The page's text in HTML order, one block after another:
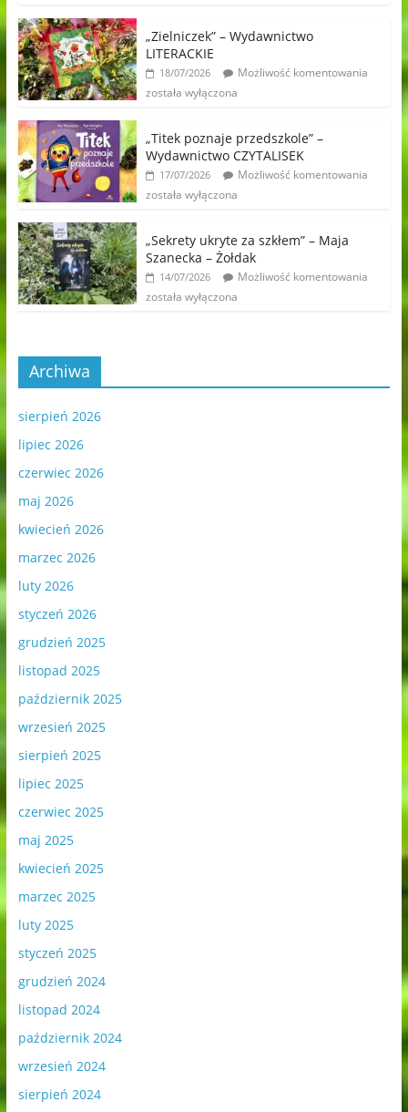
„Zielniczek” – Wydawnictwo
LITERACKIE
18/07/2026
Możliwość komentowania
została wyłączona
„Titek poznaje przedszkole” –
Wydawnictwo CZYTALISEK
17/07/2026
Możliwość komentowania
została wyłączona
„Sekrety ukryte za szkłem” – Maja
Szanecka – Żołdak
14/07/2026
Możliwość komentowania
została wyłączona
Archiwa
sierpień 2026
lipiec 2026
czerwiec 2026
maj 2026
kwiecień 2026
marzec 2026
luty 2026
styczeń 2026
grudzień 2025
listopad 2025
październik 2025
wrzesień 2025
sierpień 2025
lipiec 2025
czerwiec 2025
maj 2025
kwiecień 2025
marzec 2025
luty 2025
styczeń 2025
grudzień 2024
listopad 2024
październik 2024
wrzesień 2024
sierpień 2024